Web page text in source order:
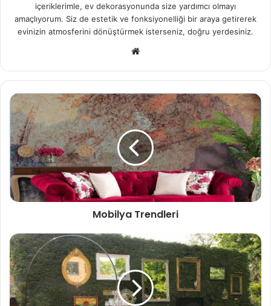
içeriklerimle, ev dekorasyonunda size yardımcı olmayı
amaçlıyorum. Siz de estetik ve fonksiyonelliği bir araya getirerek
evinizin atmosferini dönüştürmek isterseniz, doğru yerdesiniz.
sit
esi
Mobilya Trendleri